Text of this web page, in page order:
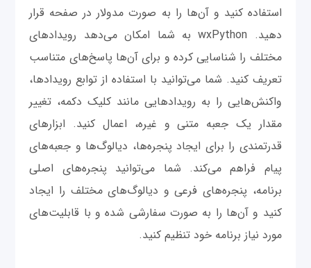
استفاده کنید و آن‌ها را به صورت مدولار در صفحه قرار
دهید. wxPython به شما امکان می‌دهد رویدادهای
مختلف را شناسایی کرده و برای آن‌ها پاسخ‌های متناسب
تعریف کنید. شما می‌توانید با استفاده از توابع رویدادها،
واکنش‌هایی را به رویدادهایی مانند کلیک دکمه، تغییر
مقدار یک جعبه متنی و غیره، اعمال کنید. ابزارهای
قدرتمندی را برای ایجاد پنجره‌ها، دیالوگ‌ها و جعبه‌های
پیام فراهم می‌کند. شما می‌توانید پنجره‌های اصلی
برنامه، پنجره‌های فرعی و دیالوگ‌های مختلف را ایجاد
کنید و آن‌ها را به صورت سفارشی شده و با قابلیت‌های
مورد نیاز برنامه خود تنظیم کنید.